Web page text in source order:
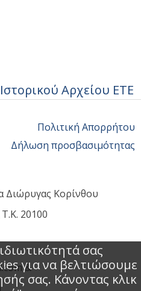
σας
για να βελτιώσουμε
σας. Κάνοντας κλικ
Αρχείου ΕΤΕ
Πολιτική Απορρήτου
Δήλωση προσβασιμότητας
Διώρυγας Κορίνθου
Τ.Κ. 20100
&